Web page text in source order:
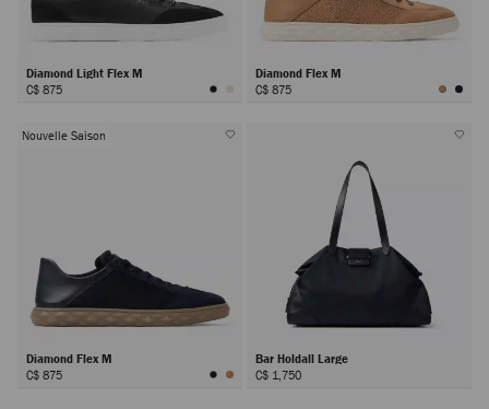
Diamond Light Flex M
C$ 875
Diamond Flex M
C$ 875
Nouvelle Saison
Diamond Flex M
C$ 875
Bar Holdall Large
C$ 1,750